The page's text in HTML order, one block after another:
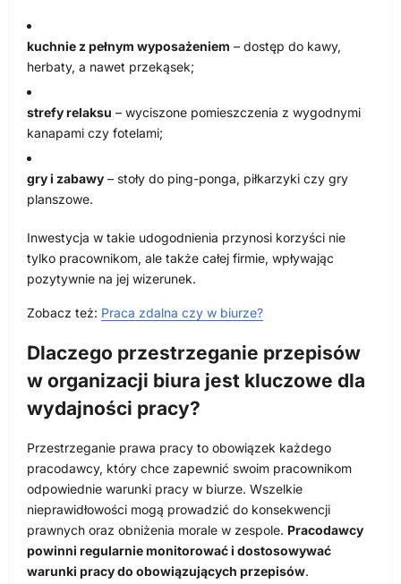
kuchnie z pełnym wyposażeniem – dostęp do kawy,
herbaty, a nawet przekąsek;
strefy relaksu – wyciszone pomieszczenia z wygodnymi
kanapami czy fotelami;
gry i zabawy – stoły do ping-ponga, piłkarzyki czy gry
planszowe.
Inwestycja w takie udogodnienia przynosi korzyści nie
tylko pracownikom, ale także całej firmie, wpływając
pozytywnie na jej wizerunek.
Zobacz też: Praca zdalna czy w biurze?
Dlaczego przestrzeganie przepisów
w organizacji biura jest kluczowe dla
wydajności pracy?
Przestrzeganie prawa pracy to obowiązek każdego
pracodawcy, który chce zapewnić swoim pracownikom
odpowiednie warunki pracy w biurze. Wszelkie
nieprawidłowości mogą prowadzić do konsekwencji
prawnych oraz obniżenia morale w zespole. Pracodawcy
powinni regularnie monitorować i dostosowywać
warunki pracy do obowiązujących przepisów.